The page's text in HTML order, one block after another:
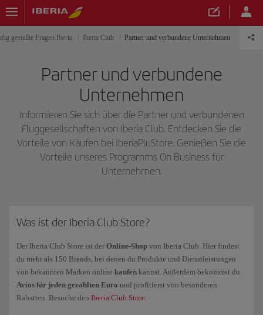
gestellte Fragen Iberia Iberia Club Partner und verbundene Unternehmen
Partner und verbundene
Unternehmen
Informieren Sie sich über die Partner und verbundenen
Fluggesellschaften von Iberia Club. Entdecken Sie die
Vorteile von Käufen bei IberiaPluStore. Genießen Sie die
Vorteile unseres Programms On Business für
Unternehmen.
Was ist der Iberia Club Store?
Der Iberia Club Store ist der Online-Shop von Iberia Club. Hier findest
du mehr als 150 Brands, bei denen du Produkte und Dienstleistungen
von bekannten Marken online kaufen kannst. Außerdem bekommst du
Avios für jeden gezahlten Euro und profitierst von besonderen
Rabatten. Besuche den Iberia Club Store.